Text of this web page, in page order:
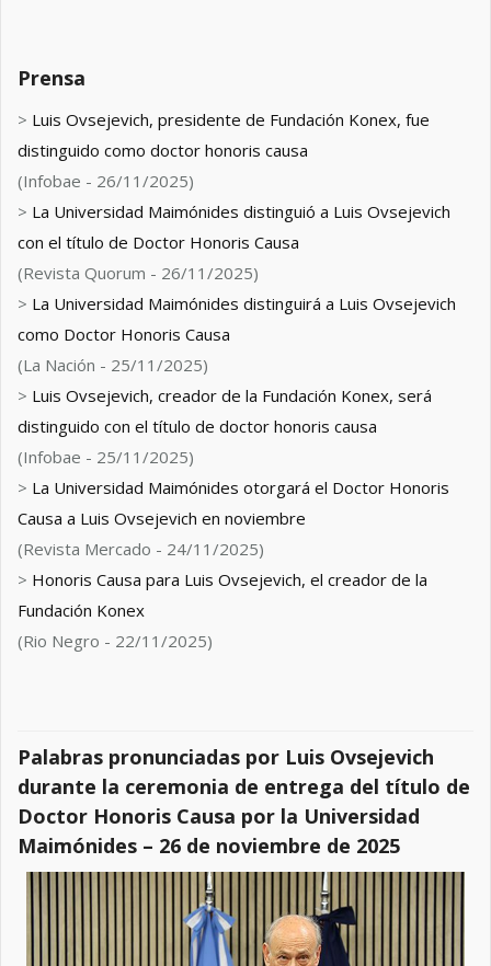
Prensa
> Luis Ovsejevich, presidente de Fundación Konex, fue
distinguido como doctor honoris causa
(Infobae - 26/11/2025)
> La Universidad Maimónides distinguió a Luis Ovsejevich
con el título de Doctor Honoris Causa
(Revista Quorum - 26/11/2025)
> La Universidad Maimónides distinguirá a Luis Ovsejevich
como Doctor Honoris Causa
(La Nación - 25/11/2025)
> Luis Ovsejevich, creador de la Fundación Konex, será
distinguido con el título de doctor honoris causa
(Infobae - 25/11/2025)
> La Universidad Maimónides otorgará el Doctor Honoris
Causa a Luis Ovsejevich en noviembre
(Revista Mercado - 24/11/2025)
> Honoris Causa para Luis Ovsejevich, el creador de la
Fundación Konex
(Rio Negro - 22/11/2025)
Palabras pronunciadas por Luis Ovsejevich
durante la ceremonia de entrega del título de
Doctor Honoris Causa por la Universidad
Maimónides – 26 de noviembre de 2025